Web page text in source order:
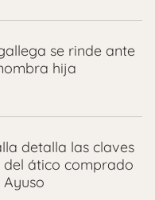
se rinde ante
hija
detalla las claves
ático comprado